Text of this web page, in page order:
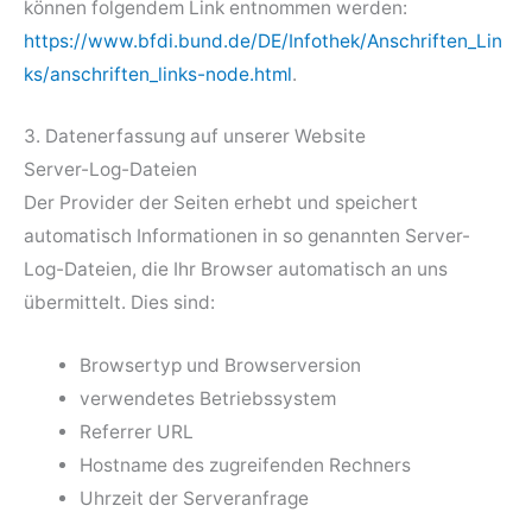
können folgendem Link entnommen werden:
https://www.bfdi.bund.de/DE/Infothek/Anschriften_Lin
ks/anschriften_links-node.html.
3. Datenerfassung auf unserer Website
Server-Log-Dateien
Der Provider der Seiten erhebt und speichert
automatisch Informationen in so genannten Server-
Log-Dateien, die Ihr Browser automatisch an uns
übermittelt. Dies sind:
Browsertyp und Browserversion
verwendetes Betriebssystem
Referrer URL
Hostname des zugreifenden Rechners
Uhrzeit der Serveranfrage